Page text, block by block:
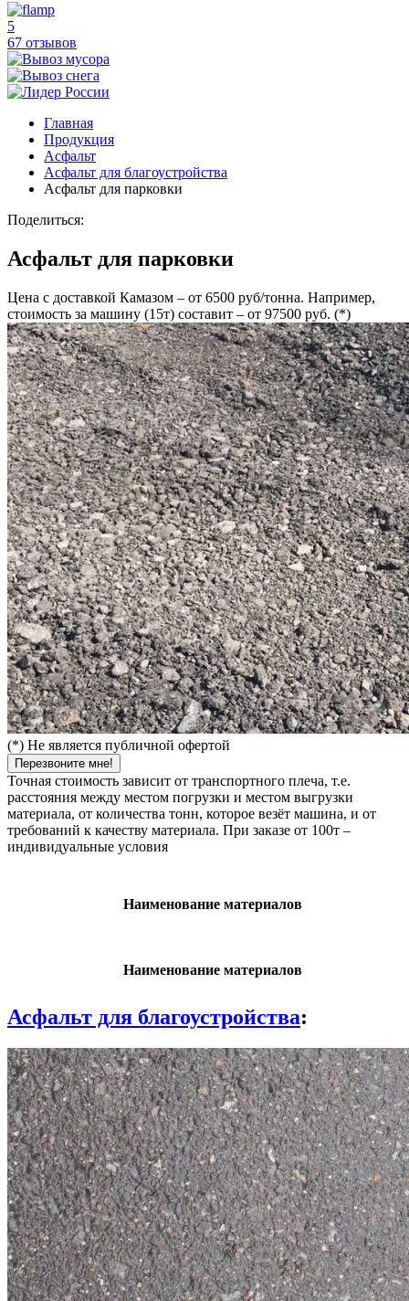
5
67 отзывов
Главная
Продукция
Асфальт
Асфальт для благоустройства
Асфальт для парковки
Поделиться:
Асфальт для парковки
Цена с доставкой Камазом – от 6500 руб/тонна. Например,
стоимость за машину (15т) составит – от 97500 руб. (*)
(*) Не является публичной офертой
Перезвоните мне!
Точная стоимость зависит от транспортного плеча, т.е.
расстояния между местом погрузки и местом выгрузки
материала, от количества тонн, которое везёт машина, и от
требований к качеству материала. При заказе от 100т –
индивидуальные условия
Наименование материалов
Наименование материалов
Асфальт для благоустройства: